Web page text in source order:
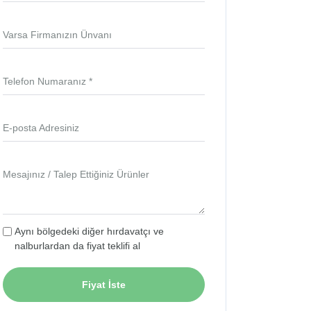
Varsa Firmanızın Ünvanı
Telefon Numaranız *
E-posta Adresiniz
Mesajınız / Talep Ettiğiniz Ürünler
Aynı bölgedeki diğer hırdavatçı ve
nalburlardan da fiyat teklifi al
Fiyat İste